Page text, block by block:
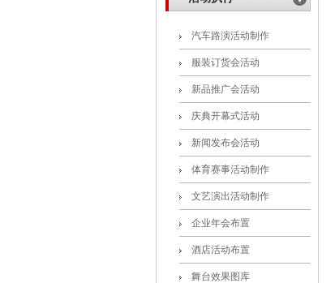
汽车路演活动制作
服装订货会活动
新品推广会活动
庆典开幕式活动
新闻发布会活动
体育赛事活动制作
文艺演出活动制作
企业年会布置
酒店活动布置
舞台效果图库